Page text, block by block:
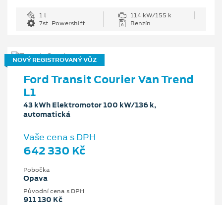
1 l
114 kW/155 k
7st. Powershift
Benzín
NOVÝ REGISTROVANÝ VŮZ
Ford Transit Courier Van Trend
L1
43 kWh Elektromotor 100 kW/136 k,
automatická
Vaše cena s DPH
642 330 Kč
Pobočka
Opava
Původní cena s DPH
911 130 Kč